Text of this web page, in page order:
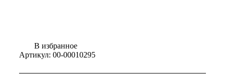
В избранное
Артикул: 00-00010295